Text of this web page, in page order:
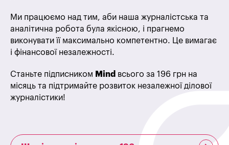
Ми працюємо над тим, аби наша журналістська та
аналітична робота була якісною, і прагнемо
виконувати її максимально компетентно. Це вимагає
і фінансової незалежності.
Станьте підписником Mind всього за 196 грн на
місяць та підтримайте розвиток незалежної ділової
журналістики!